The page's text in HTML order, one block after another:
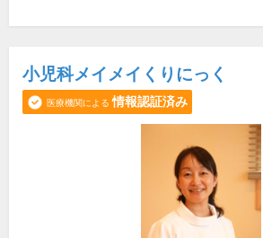
小児科メイメイくりにっく
医療機関による 情報認証済み